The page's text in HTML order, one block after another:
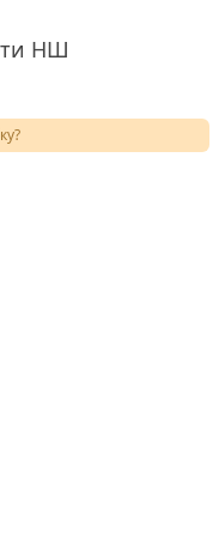
НШ